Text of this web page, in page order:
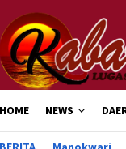
HOME NEWS